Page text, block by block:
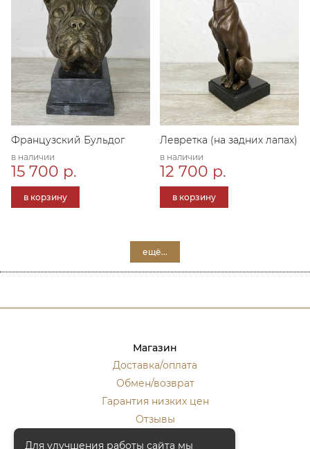
Французский Бульдог
в наличии
15 700 р.
в корзину
Левретка (на задних лапах)
в наличии
12 700 р.
в корзину
ещё...
Магазин
Доставка/оплата
Обмен/возврат
Гарантия низких цен
Отзывы
Для улучшения работы сайта мы